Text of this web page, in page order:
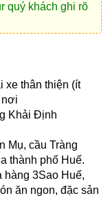
quý khách ghi rõ
xe thân thiện (ít
nơi
Khải Định
Mụ, cầu Tràng
thành phố Huế.
3Sao Huế,
ăn ngon, đặc sản